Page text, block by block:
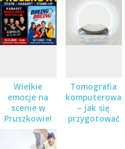
Wielkie
emocje na
scenie w
Pruszkowie!
Teatr,
kabaret i
Tomografia
komputerowa
– jak się
przygotować